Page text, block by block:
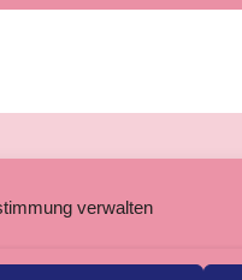
verwalten